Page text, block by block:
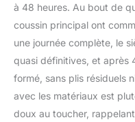
à 48 heures. Au bout de
coussin principal ont
une journée complète, le
quasi définitives, et après
formé, sans plis résiduels
avec les matériaux est
doux au toucher,